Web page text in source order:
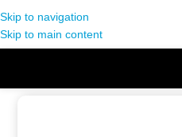
Skip to navigation
Skip to main content